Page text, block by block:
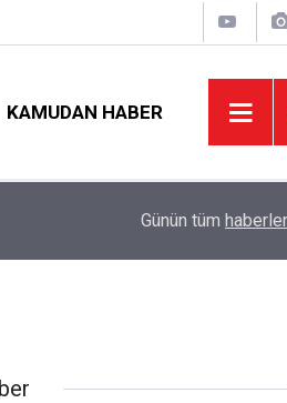
KAMUDAN HABER
2026 Atama Sinyali
Günün tüm